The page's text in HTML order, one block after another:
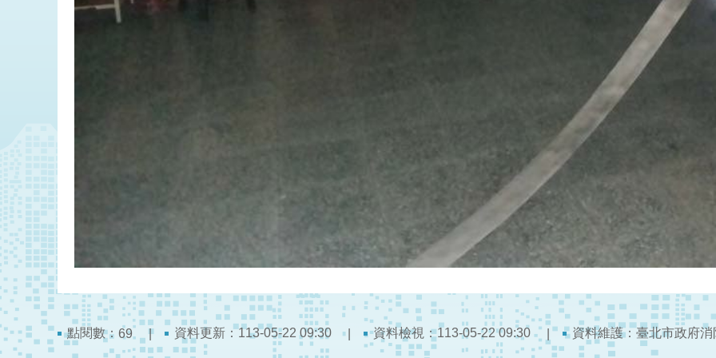
點閱數： 69 資料更新：113-05-22 09:30 資料檢視：113-05-22 09:30 資料維護：臺北市政府消